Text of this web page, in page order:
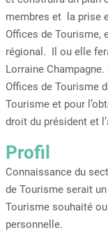
membres et la prise
Offices de Tourisme,
régional. Il ou elle
Lorraine
Offices de Tourisme
Tourisme et pour
droit du président et
Profil
Connaissance du
de Tourisme serait
Tourisme souhaité
personnelle.